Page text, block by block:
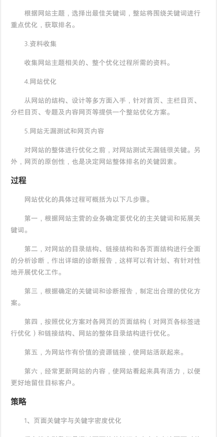
根据网站主题，选择出最佳关键词，整站将围绕关键词进行
重点优化，获取排名。
3.资料收集
收集网站主题相关的、整个优化过程所需的资料。
4.网站优化
从网站的结构、设计等多方面入手，针对首页、主栏目页、
分栏目页、专题及内容网页等提供一个整站优化方案。
5.网站无漏测试和网页内容
对网站的整体进行优化之前，对网站测试无漏链很关键。另
外，网页的原创性，也是决定网站整体排名的关键因素。
过程
网站优化的具体过程可概括为以下几步骤。
第一，根据网站主营的业务确定要优化的主关键词和拓展关
键词。
第二，对网站的目录结构、链接结构和各页面结构进行全面
的分析诊断，作出详细的诊断报告，这样可以有计划、有针对性
地开展优化工作。
第三，根据确定的关键词和诊断报告，制定出合理的优化方
案。
第四，按照优化方案对各网页的页面结构（对网页各标签进
行优化）和链接结构、网站的整体目录结构进行优化。
第五，为网站作有价值的资源链接，使网站活跃起来。
第六，经常更新网站的内容，使网站看起来具有活力，以便
更好地留住目标客户。
策略
1、页面关键字与关键字密度优化